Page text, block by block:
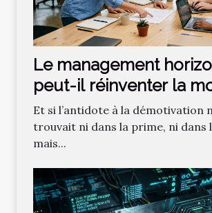
Le management
peut-il réinventer la
des salariés ?
Et si l’antidote à la démotivation
trouvait ni dans la prime, ni dans
mais...